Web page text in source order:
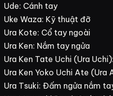
Ude: Cánh tay
Uke Waza: Kỹ thuật đỡ
Ura Kote: Cổ tay ngoài
Ura Ken: Nắm tay ngửa
Ura Ken Tate Uchi (Ura
Ura Ken Yoko Uchi Ate
Ura Tsuki: Đấm ngửa nắm